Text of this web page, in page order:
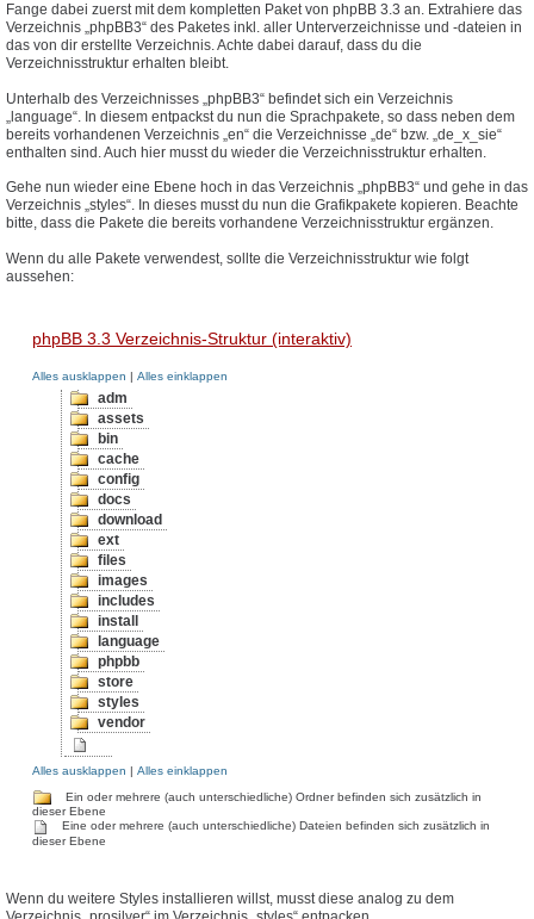
Fange dabei zuerst mit dem kompletten Paket von phpBB 3.3 an. Extrahiere das
Verzeichnis „phpBB3“ des Paketes inkl. aller Unterverzeichnisse und -dateien in
das von dir erstellte Verzeichnis. Achte dabei darauf, dass du die
Verzeichnisstruktur erhalten bleibt.
Unterhalb des Verzeichnisses „phpBB3“ befindet sich ein Verzeichnis
„language“. In diesem entpackst du nun die Sprachpakete, so dass neben dem
bereits vorhandenen Verzeichnis „en“ die Verzeichnisse „de“ bzw. „de_x_sie“
enthalten sind. Auch hier musst du wieder die Verzeichnisstruktur erhalten.
Gehe nun wieder eine Ebene hoch in das Verzeichnis „phpBB3“ und gehe in das
Verzeichnis „styles“. In dieses musst du nun die Grafikpakete kopieren. Beachte
bitte, dass die Pakete die bereits vorhandene Verzeichnisstruktur ergänzen.
Wenn du alle Pakete verwendest, sollte die Verzeichnisstruktur wie folgt
aussehen:
phpBB 3.3 Verzeichnis-Struktur (interaktiv)
Alles ausklappen | Alles einklappen
adm
assets
bin
cache
config
docs
download
ext
files
images
includes
install
language
phpbb
store
styles
vendor
Alles ausklappen | Alles einklappen
Ein oder mehrere (auch unterschiedliche) Ordner befinden sich zusätzlich in
dieser Ebene
Eine oder mehrere (auch unterschiedliche) Dateien befinden sich zusätzlich in
dieser Ebene
Wenn du weitere Styles installieren willst, musst diese analog zu dem